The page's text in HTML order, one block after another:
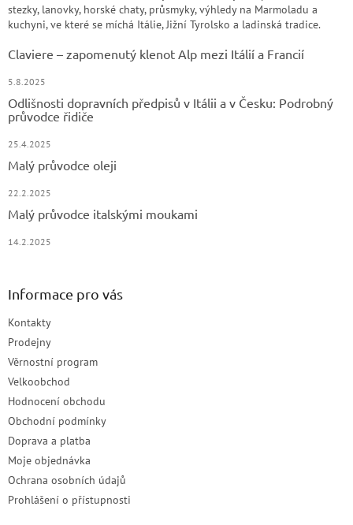
stezky, lanovky, horské chaty, průsmyky, výhledy na Marmoladu a
kuchyni, ve které se míchá Itálie, Jižní Tyrolsko a ladinská tradice.
Claviere – zapomenutý klenot Alp mezi Itálií a Francií
5.8.2025
Odlišnosti dopravních předpisů v Itálii a v Česku: Podrobný
průvodce řidiče
25.4.2025
Malý průvodce oleji
22.2.2025
Malý průvodce italskými moukami
14.2.2025
Informace pro vás
Kontakty
Prodejny
Věrnostní program
Velkoobchod
Hodnocení obchodu
Obchodní podmínky
Doprava a platba
Moje objednávka
Ochrana osobních údajů
Prohlášení o přístupnosti